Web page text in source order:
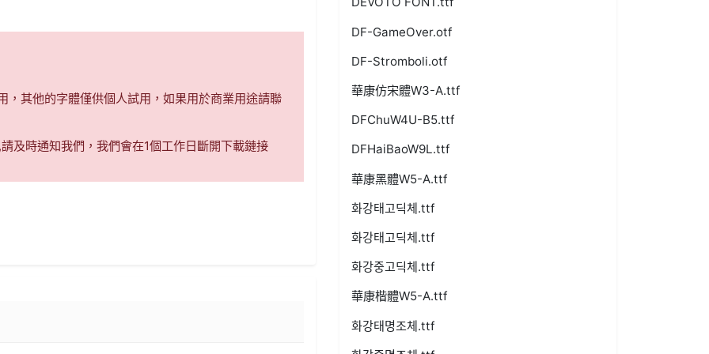
，其他的字體僅供個人試用，如果用於商業用途請聯
及時通知我們，我們會在1個工作日斷開下載鏈接
DF-GameOver.otf
DF-Stromboli.otf
華康仿宋體W3-A.ttf
DFChuW4U-B5.ttf
DFHaiBaoW9L.ttf
華康黑體W5-A.ttf
화강태고딕체.ttf
화강태고딕체.ttf
화강중고딕체.ttf
華康楷體W5-A.ttf
화강태명조체.ttf